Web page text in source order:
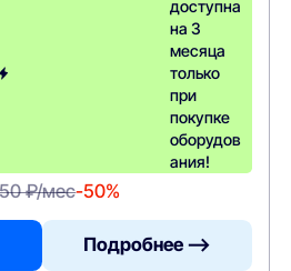
доступна
на 3
месяца
только
при
покупке
оборудов
ания!
₽/мес-50%
Подробнее —>